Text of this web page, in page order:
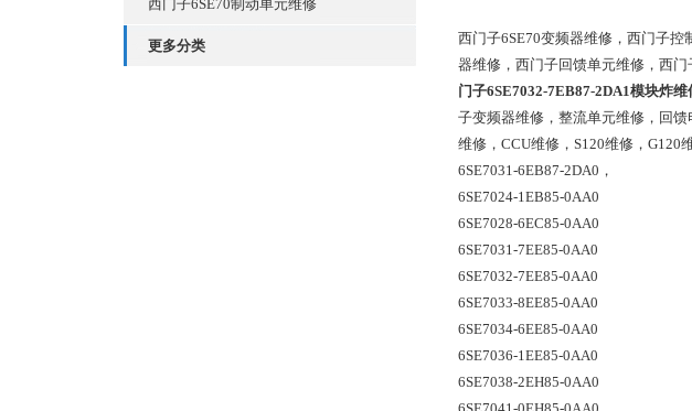
西门子6SE70制动单元维修
更多分类
西门子6SE70变频器维修，西门子
器维修，西门子回馈单元维修，西
门子6SE7032-7EB87-2DA1模块炸维
子变频器维修，整流单元维修，回
维修，CCU维修，S120维修，
6SE7031-6EB87-2DA0，
6SE7024-1EB85-0AA0
6SE7028-6EC85-0AA0
6SE7031-7EE85-0AA0
6SE7032-7EE85-0AA0
6SE7033-8EE85-0AA0
6SE7034-6EE85-0AA0
6SE7036-1EE85-0AA0
6SE7038-2EH85-0AA0